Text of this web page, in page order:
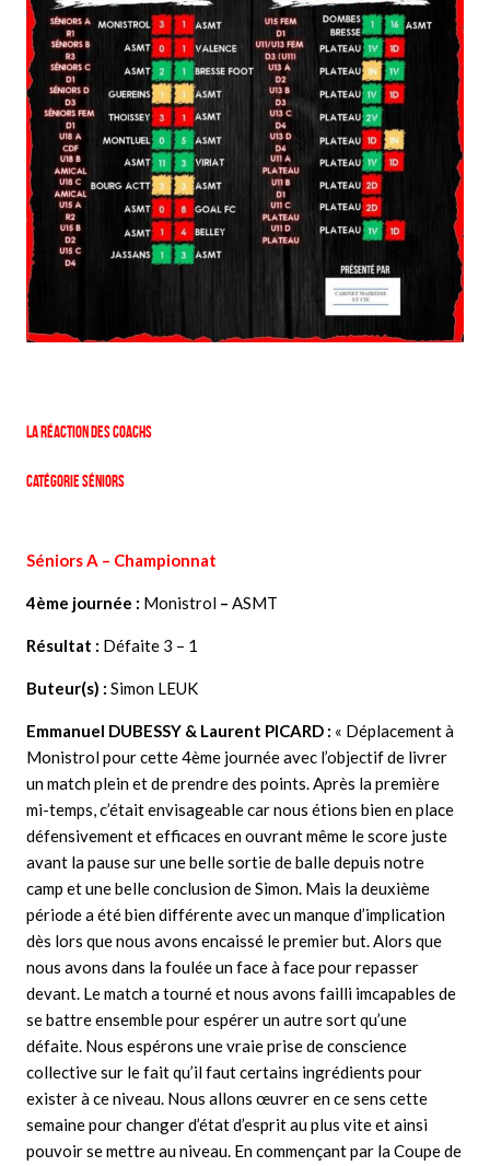
La réaction des coachs
Catégorie Séniors
Séniors A – Championnat
4ème journée : Monistrol – ASMT
Résultat : Défaite 3 – 1
Buteur(s) : Simon LEUK
Emmanuel DUBESSY & Laurent PICARD : « Déplacement à
Monistrol pour cette 4ème journée avec l’objectif de livrer
un match plein et de prendre des points. Après la première
mi-temps, c’était envisageable car nous étions bien en place
défensivement et efficaces en ouvrant même le score juste
avant la pause sur une belle sortie de balle depuis notre
camp et une belle conclusion de Simon. Mais la deuxième
période a été bien différente avec un manque d’implication
dès lors que nous avons encaissé le premier but. Alors que
nous avons dans la foulée un face à face pour repasser
devant. Le match a tourné et nous avons failli imcapables de
se battre ensemble pour espérer un autre sort qu’une
défaite. Nous espérons une vraie prise de conscience
collective sur le fait qu’il faut certains ingrédients pour
exister à ce niveau. Nous allons œuvrer en ce sens cette
semaine pour changer d’état d’esprit au plus vite et ainsi
pouvoir se mettre au niveau. En commençant par la Coupe de